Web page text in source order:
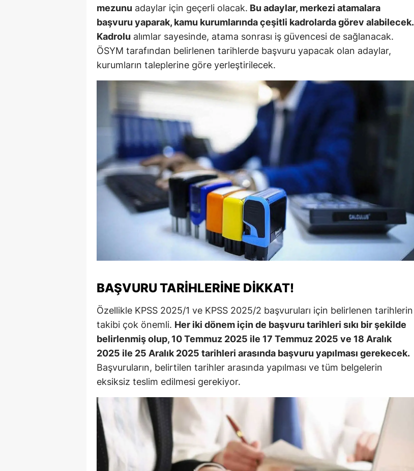
Van
Yozgat
Zonguldak
Bayburt
Kırıkkale
Batman
Şırnak
Bartın
Ardahan
Iğdır
Yalova
Karabük
Kilis
Osmaniye
mezunu adaylar için geçerli olacak. Bu adaylar, merkezi atamalara
başvuru yaparak, kamu kurumlarında çeşitli kadrolarda görev alabilecek.
Kadrolu alımlar sayesinde, atama sonrası iş güvencesi de sağlanacak.
ÖSYM tarafından belirlenen tarihlerde başvuru yapacak olan adaylar,
kurumların taleplerine göre yerleştirilecek.
BAŞVURU TARIHLERINE DIKKAT!
Özellikle KPSS 2025/1 ve KPSS 2025/2 başvuruları için belirlenen tarihlerin
takibi çok önemli. Her iki dönem için de başvuru tarihleri sıkı bir şekilde
belirlenmiş olup, 10 Temmuz 2025 ile 17 Temmuz 2025 ve 18 Aralık
2025 ile 25 Aralık 2025 tarihleri arasında başvuru yapılması gerekecek.
Başvuruların, belirtilen tarihler arasında yapılması ve tüm belgelerin
eksiksiz teslim edilmesi gerekiyor.